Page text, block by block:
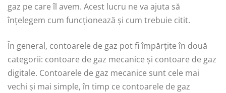
gaz pe care îl avem. Acest lucru ne va ajuta să
înțelegem cum funcționează și cum trebuie citit.
În general, contoarele de gaz pot fi împărțite în două
categorii: contoare de gaz mecanice și contoare de gaz
digitale. Contoarele de gaz mecanice sunt cele mai
vechi și mai simple, în timp ce contoarele de gaz